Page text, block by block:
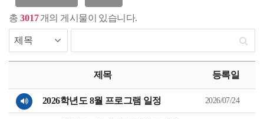
총 3017개의 게시물이 있습니다.
취
업
공
지
제목 등록일
2026학년도 8월 프로그램 일정 2026/07/24